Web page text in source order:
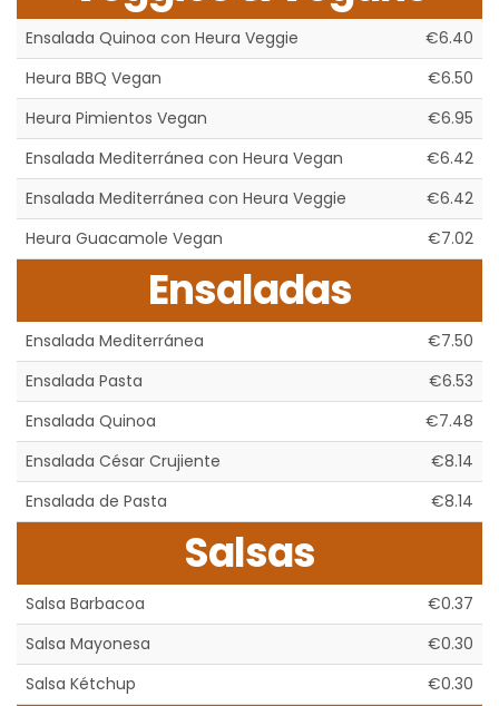
Ensalada Quinoa con Heura Veggie
€6.40
Heura BBQ Vegan
€6.50
Heura Pimientos Vegan
€6.95
Ensalada Mediterránea con Heura Vegan
€6.42
Ensalada Mediterránea con Heura Veggie
€6.42
Heura Guacamole Vegan
€7.02
Ensaladas
Ensalada Mediterránea
€7.50
Ensalada Pasta
€6.53
Ensalada Quinoa
€7.48
Ensalada César Crujiente
€8.14
Ensalada de Pasta
€8.14
Salsas
Salsa Barbacoa
€0.37
Salsa Mayonesa
€0.30
Salsa Kétchup
€0.30